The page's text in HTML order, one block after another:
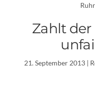
Zahlt der
21. September 2013 |